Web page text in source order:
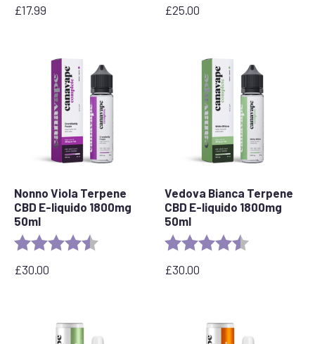
£17.99 £25.00
Nonno Viola Terpene
CBD E-liquido 1800mg
50ml
Valutazione:
£30.00
Vedova Bianca Terpene
CBD E-liquido 1800mg
50ml
Valutazione:
£30.00